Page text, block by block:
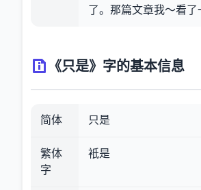
了。那篇文章我～看了
《只是》字的基本信息
简体 只是
繁体
字
衹是